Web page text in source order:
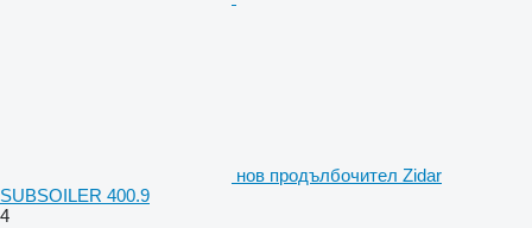
нов продълбочител Zidar
SUBSOILER 400.9
4